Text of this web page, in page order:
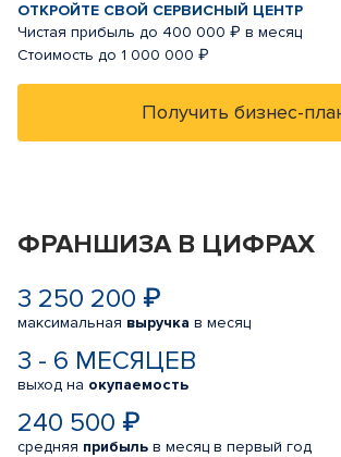
ОТКРОЙТЕ СВОЙ СЕРВИСНЫЙ ЦЕНТР
Чистая прибыль до 400 000 ₽ в месяц
Стоимость до 1 000 000 ₽
Получить бизнес-
ФРАНШИЗА В ЦИФРАХ
3 250 200 ₽
максимальная выручка в месяц
3 - 6 МЕСЯЦЕВ
выход на окупаемость
240 500 ₽
средняя прибыль в месяц в первый год